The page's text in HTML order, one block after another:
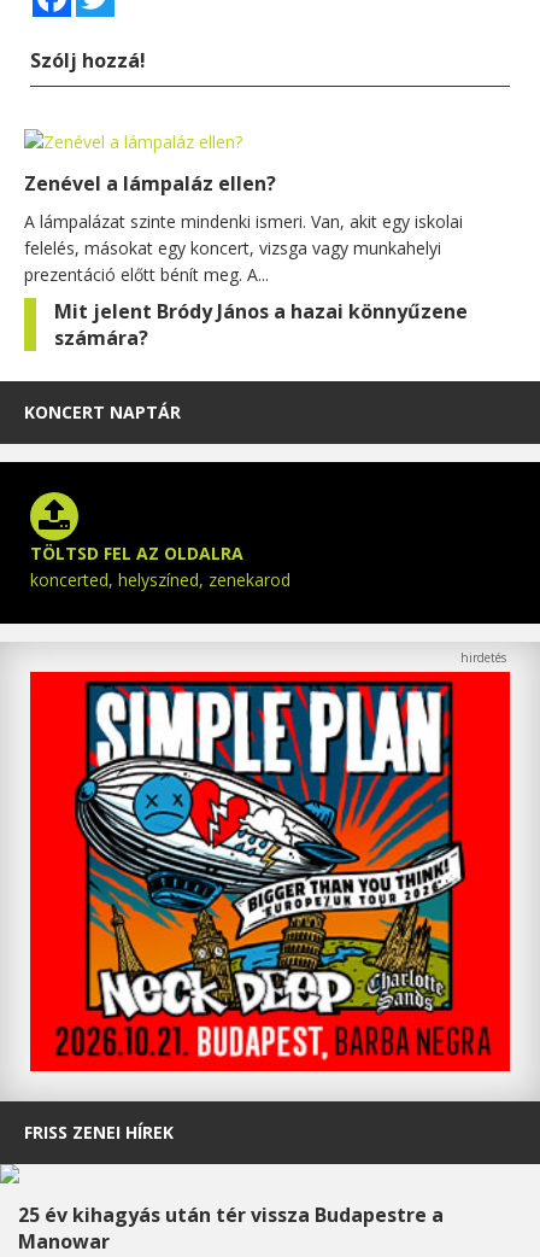
Szólj hozzá!
Zenével a lámpaláz ellen?
A lámpalázat szinte mindenki ismeri. Van, akit egy iskolai
felelés, másokat egy koncert, vizsga vagy munkahelyi
prezentáció előtt bénít meg. A...
Mit jelent Bródy János a hazai könnyűzene
számára?
KONCERT NAPTÁR
TÖLTSD FEL AZ OLDALRA
koncerted, helyszíned, zenekarod
FRISS ZENEI HÍREK
25 év kihagyás után tér vissza Budapestre a
Manowar